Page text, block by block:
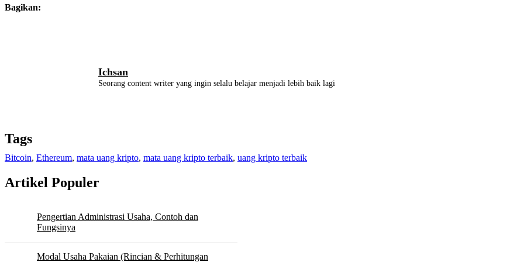
Bagikan:
Ichsan
Seorang content writer yang ingin selalu belajar menjadi lebih baik lagi
Tags
Bitcoin, Ethereum, mata uang kripto, mata uang kripto terbaik, uang kripto terbaik
Artikel Populer
Pengertian Administrasi Usaha, Contoh dan
Fungsinya
Modal Usaha Pakaian (Rincian & Perhitungan